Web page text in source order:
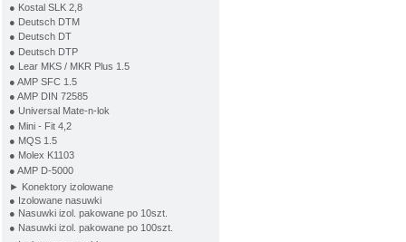
● Kostal SLK 2,8
● Deutsch DTM
● Deutsch DT
● Deutsch DTP
● Lear MKS / MKR Plus 1.5
● AMP SFC 1.5
● AMP DIN 72585
● Universal Mate-n-lok
● Mini - Fit 4,2
● MQS 1.5
● Molex K1103
● AMP D-5000
► Konektory izolowane
● Izolowane nasuwki
● Nasuwki izol. pakowane po 10szt.
● Nasuwki izol. pakowane po 100szt.